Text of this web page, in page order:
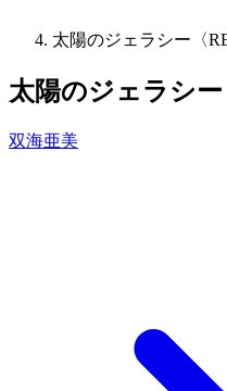
太陽のジェラシー〈
太陽のジェラシー
双海亜美